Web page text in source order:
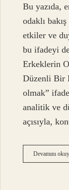
Bu yazıda,
odaklı
etkiler ve
bu ifadeyi
Erkeklerin
Düzenli Bir
olmak”
analitik ve
açısıyla,
Devamını